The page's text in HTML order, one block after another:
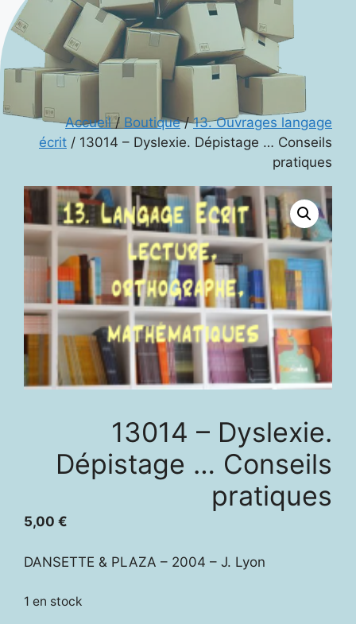
Accueil/ Boutique/13. Ouvrages langage
écrit / 13014 – Dyslexie. Dépistage … Conseils
pratiques
13014 – Dyslexie.
Dépistage … Conseils
pratiques
5,00 €
DANSETTE & PLAZA – 2004 – J. Lyon
1 en stock